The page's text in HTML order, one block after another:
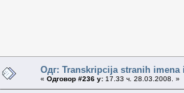
Одг: Transkripcija stranih imena
« Одговор #236 у: 17.33 ч. 28.03.2008. »